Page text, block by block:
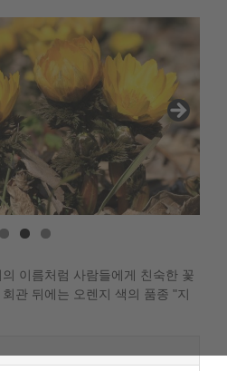
이름처럼 사람들에게 친숙한 꽃
관 뒤에는 오렌지 색의 품종 "지